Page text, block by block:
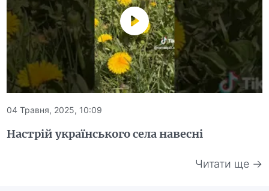
04 Травня, 2025, 10:09
Настрій українського села навесні
Читати ще →